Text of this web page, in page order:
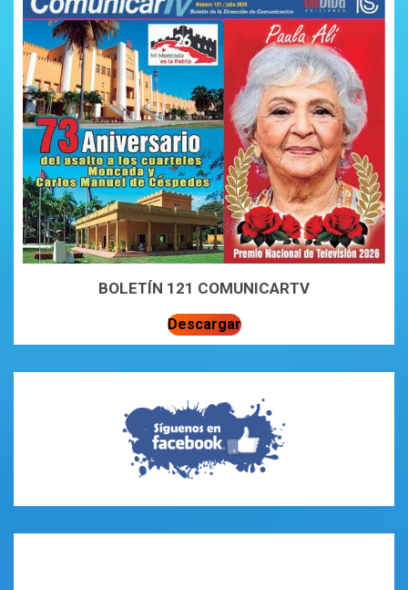
BOLETÍN 121 COMUNICARTV
Descargar